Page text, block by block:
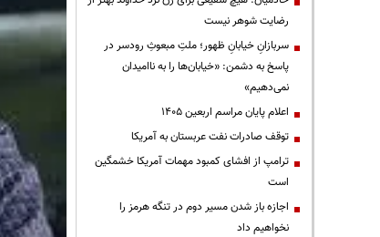
رضایت شوهر نیست
سربازانِ خیابانِ ظهور؛ ملتِ مبعوثِ رودسر در
پاسخ به دشمن: «خیابان‌ها را به ناامیدان
نمی‌دهیم»
اعلام پایان مراسم اربعین ۱۴۰۵
توقف صادرات نفت عربستان به آمریکا
ترامپ از افشای کمبود مهمات آمریکا خشمگین
است
اجازه باز شدن مسیر دوم در تنگه هرمز را
نخواهیم داد